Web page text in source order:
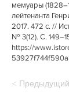
мемуары
лейтенанта
2017. 472 с. //
№ 3(12). С.
https://
< Предыдущий